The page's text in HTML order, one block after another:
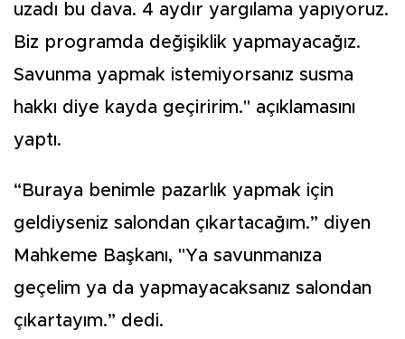
uzadı bu dava. 4 aydır yargılama yapıyoruz.
Biz programda değişiklik yapmayacağız.
Savunma yapmak istemiyorsanız susma
hakkı diye kayda geçiririm." açıklamasını
yaptı.
“Buraya benimle pazarlık yapmak için
geldiyseniz salondan çıkartacağım.” diyen
Mahkeme Başkanı, "Ya savunmanıza
geçelim ya da yapmayacaksanız salondan
çıkartayım.” dedi.